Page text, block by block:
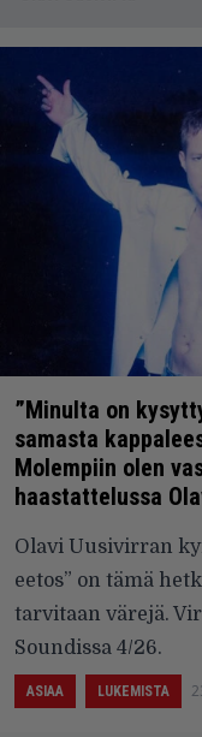
”Minulta on
samasta
Molempiin olen
haastattelussa
Olavi Uusivirran
eetos” on tämä
tarvitaan värejä.
Soundissa 4/26.
ASIAA LUKEMISTA